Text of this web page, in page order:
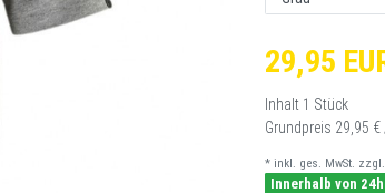
29,95
Inhalt 1 Stück
Grundpreis 29,95
* inkl. ges. MwSt. zzgl.
Innerhalb von